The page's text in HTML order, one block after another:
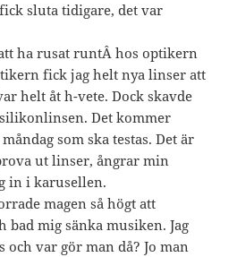
sluta tidigare, det var
ha rusat runtÂ hos optikern
fick jag helt nya linser att
helt åt h-vete. Dock skavde
Det kommer
som ska testas. Det är
ut linser, ångrar min
in i karusellen.
magen så högt att
bad mig sänka musiken. Jag
var gör man då? Jo man